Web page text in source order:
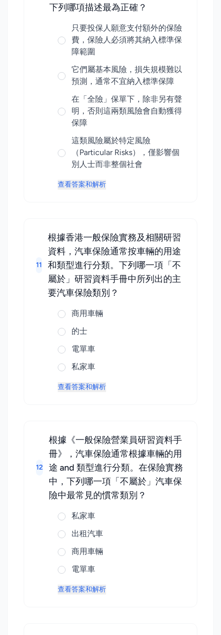
下列哪項描述最為正確？
只要投保人願意支付額外的保險
費，保險人必須將其納入標準保
障範圍
它們屬基本風險，損失規模難以
預測，通常不宜納入標準保障
在「全險」保單下，除非另有聲
明，否則這兩類風險會自動獲得
保障
這類風險屬於特定風險
（Particular Risks），僅影響個
別人士而非整個社會
查看答案和解析
11
根據香港一般保險實務及相關研習
資料，汽車保險通常按車輛的用途
和類型進行分類。下列哪一項「不
屬於」研習資料手冊中所列出的主
要汽車保險類別？
商用車輛
的士
電單車
私家車
查看答案和解析
12
根據《一般保險營業員研習資料手
冊》，汽車保險通常根據車輛的用
途 and 類型進行分類。在保險實務
中，下列哪一項「不屬於」汽車保
險中最常見的慣常類別？
私家車
出租汽車
商用車輛
電單車
查看答案和解析